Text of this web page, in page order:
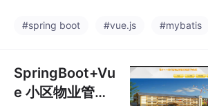
SQL可提供说明文档 可
ElementUI、（Python
或者Java或者.NET）等
等*功能如图所示。可以
#spring boot #vue.js #mybatis
SpringBoot+Vu
e 小区物业管理